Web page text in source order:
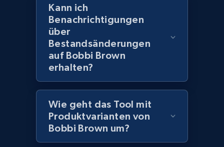
specified keywords
URL, Domain, Marketplace pn, Sku, Other pn,
Model number, Gtin ean pn, Product name, and
991+ 162+
Lowes.com - Collect records by category
Kann ich
Benachrichtigungen
über
Bestandsänderungen
auf Bobbi Brown
erhalten?
Wie geht das Tool mit
Produktvarianten von
Bobbi Brown um?